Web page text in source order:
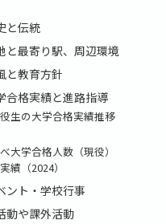
と伝統
と最寄り駅、周辺環境
と教育方針
合格実績と進路指導
生の大学合格実績推移
大学合格人数（現役）
績（2024）
ント・学校行事
動や課外活動